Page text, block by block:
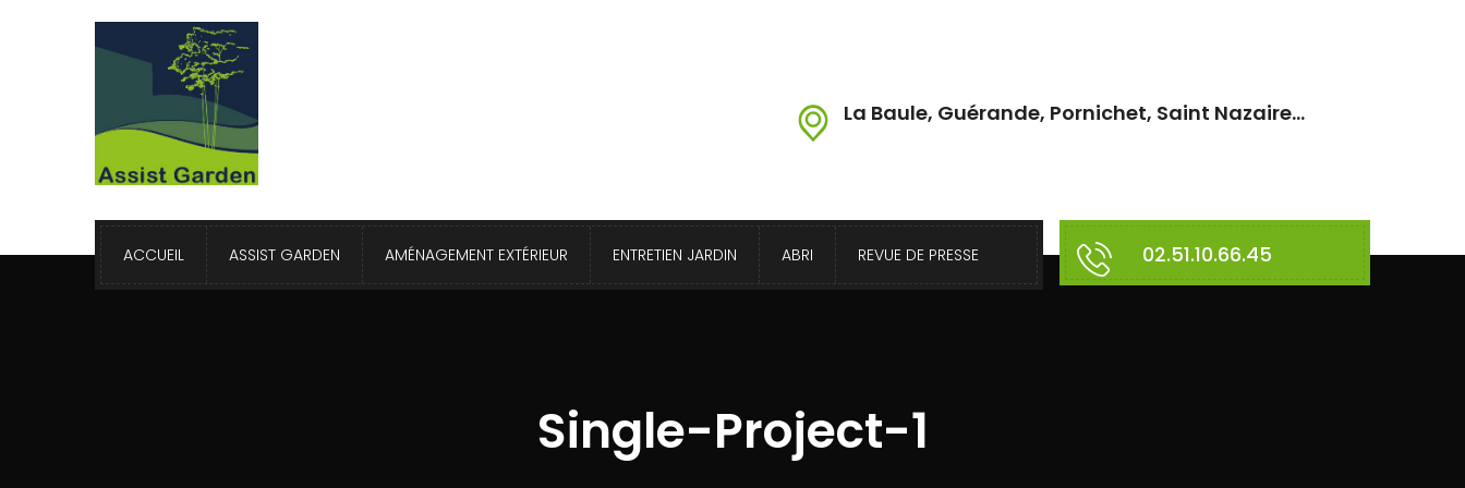
La Baule, Guérande, Pornichet, Saint Nazaire...
ACCUEIL ASSIST GARDEN AMÉNAGEMENT EXTÉRIEUR ENTRETIEN JARDIN ABRI REVUE DE PRESSE 02.51.10.66.45
Single-Project-1